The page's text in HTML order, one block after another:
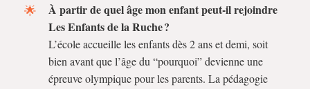
À partir de quel âge mon enfant peut-il rejoindre
Les Enfants de la Ruche ?
L’école accueille les enfants dès 2 ans et demi, soit
bien avant que l’âge du “pourquoi” devienne une
épreuve olympique pour les parents. La pédagogie